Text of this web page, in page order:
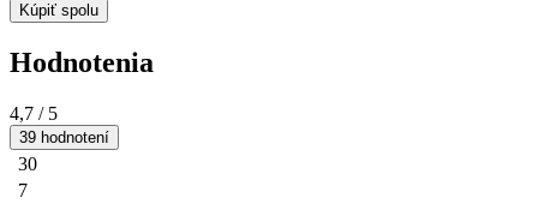
Kúpiť spolu
Hodnotenia
4,7 / 5
39 hodnotení
30
7